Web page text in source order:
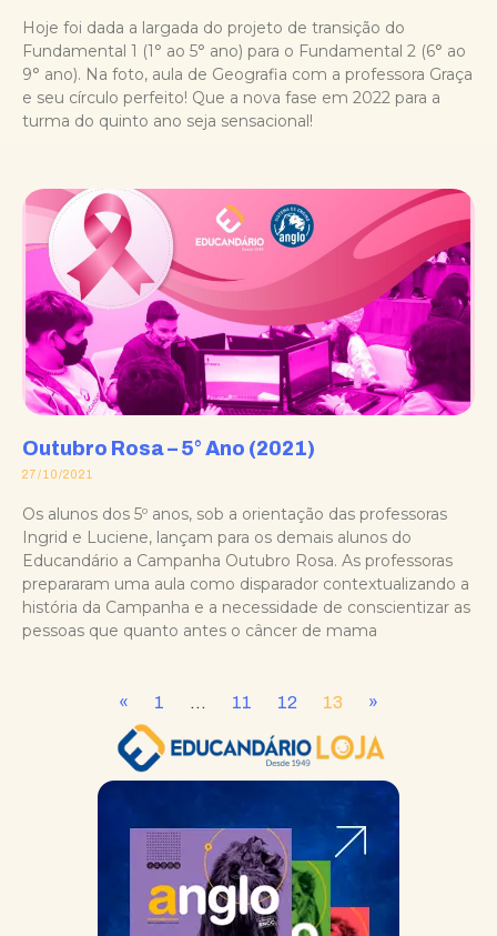
Hoje foi dada a largada do projeto de transição do
Fundamental 1 (1° ao 5° ano) para o Fundamental 2 (6° ao
9° ano). Na foto, aula de Geografia com a professora Graça
e seu círculo perfeito! Que a nova fase em 2022 para a
turma do quinto ano seja sensacional!
Outubro Rosa – 5° Ano (2021)
27/10/2021
Os alunos dos 5º anos, sob a orientação das professoras
Ingrid e Luciene, lançam para os demais alunos do
Educandário a Campanha Outubro Rosa. As professoras
prepararam uma aula como disparador contextualizando a
história da Campanha e a necessidade de conscientizar as
pessoas que quanto antes o câncer de mama
« 1 … 11 12 13 »